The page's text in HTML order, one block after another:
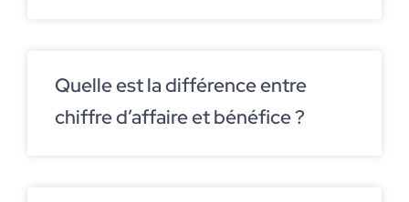
Quelle est la différence entre
chiffre d’affaire et bénéfice ?